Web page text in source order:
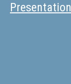
Presentation